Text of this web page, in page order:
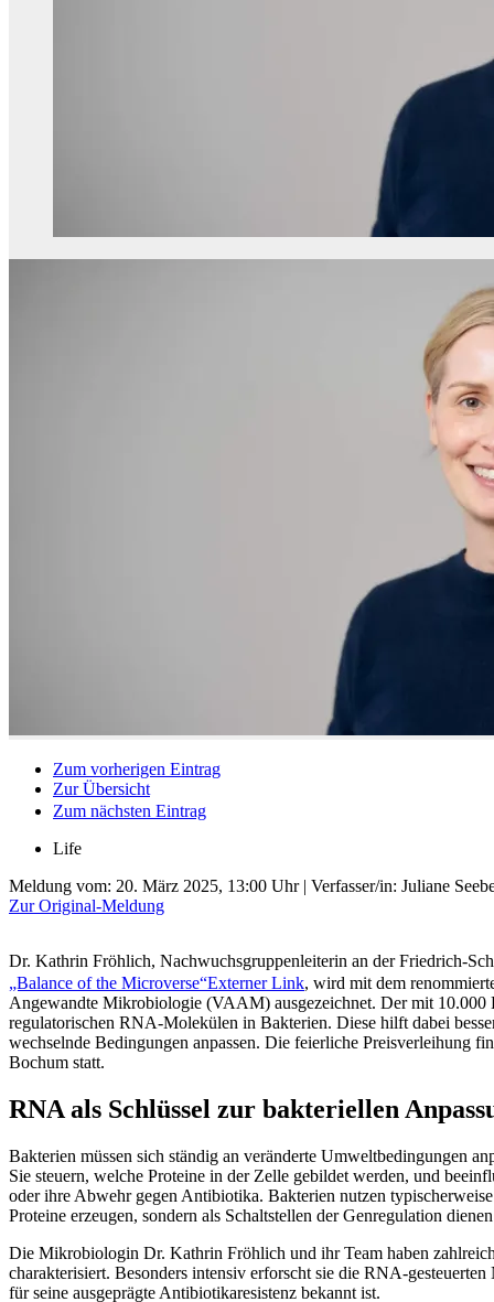
Zum vorherigen Eintrag
Zur Übersicht
Zum nächsten Eintrag
Life
Meldung vom: 20. März 2025, 13:00 Uhr| Verfasser/in: Juliane
Zur Original-Meldung
Dr. Kathrin Fröhlich, Nachwuchsgruppenleiterin an der Friedrich-
„Balance of the Microverse“Externer Link, wird mit dem
Angewandte Mikrobiologie (VAAM) ausgezeichnet. Der mit 10.000
regulatorischen RNA-Molekülen in Bakterien. Diese hilft dabei
wechselnde Bedingungen anpassen. Die feierliche Preisverleihung
Bochum statt.
RNA als Schlüssel zur bakteriellen
Bakterien müssen sich ständig an veränderte Umweltbedingungen
Sie steuern, welche Proteine in der Zelle gebildet werden, und
oder ihre Abwehr gegen Antibiotika. Bakterien nutzen
Proteine erzeugen, sondern als Schaltstellen der Genregulation
Die Mikrobiologin Dr. Kathrin Fröhlich und ihr Team haben
charakterisiert. Besonders intensiv erforscht sie die RNA-
für seine ausgeprägte Antibiotikaresistenz bekannt ist.